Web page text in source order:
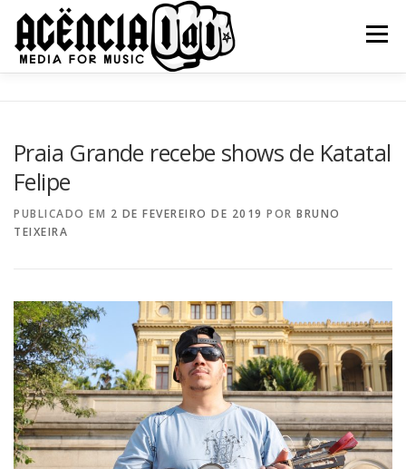
para
conteúdo
Menu
BLOG
Praia Grande recebe shows de Katatal
Felipe
PUBLICADO EM 2 DE FEVEREIRO DE 2019 POR BRUNO
TEIXEIRA